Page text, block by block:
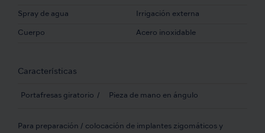
Spray de agua Irrigación externa
Cuerpo Acero inoxidable
Características
Portafresas giratorio Pieza de mano en ángulo
Para preparación / colocación de implantes zigomáticos y